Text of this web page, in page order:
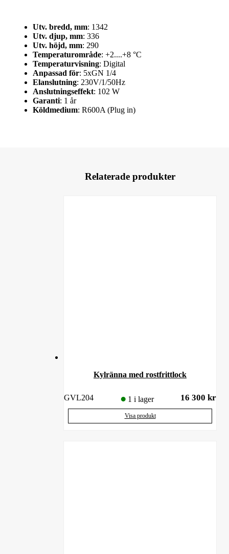
Utv. bredd, mm: 1342
Utv. djup, mm: 336
Utv. höjd, mm: 290
Temperaturområde: +2....+8 °C
Temperaturvisning: Digital
Anpassad för: 5xGN 1/4
Elanslutning: 230V/1/50Hz
Anslutningseffekt: 102 W
Garanti: 1 år
Köldmedium: R600A (Plug in)
Relaterade produkter
Kylränna med rostfrittlock
GVL204 1 i lager 16 300 kr
Visa produkt